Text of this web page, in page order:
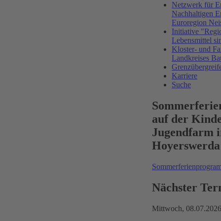
Netzwerk für
Nachhaltigen
Euroregion
Initiative
Lebensmittel
Kloster- und
Landkreises
Karriere
Suche
auf der
Jugendfarm
Hoyerswerda
Nächster
Mittwoch, 08.07.2026